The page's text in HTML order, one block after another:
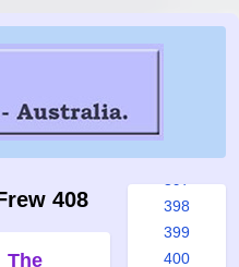
408
The
391
398
399
400